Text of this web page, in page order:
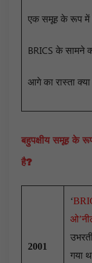
एक समूह के रूप में
BRICS के सामने
आगे का रास्ता क्या
बहुपक्षीय समूह के
है?
2001
‘
गया